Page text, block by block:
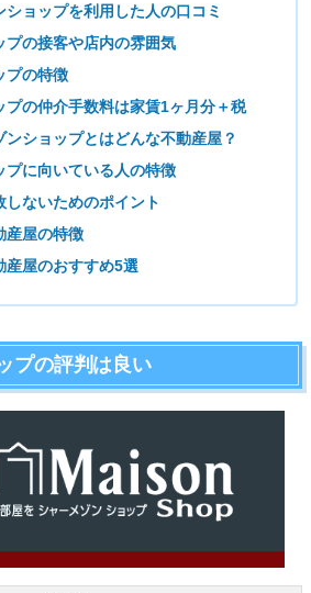
ョップを利用した人の口コミ
プの接客や店内の雰囲気
プの特徴
プの仲介手数料は家賃1ヶ月分＋税
ンショップとはどんな不動産屋？
プに向いている人の特徴
ないためのポイント
産屋の特徴
産屋のおすすめ5選
プの評判は良い